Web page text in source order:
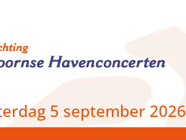
5 september 2026